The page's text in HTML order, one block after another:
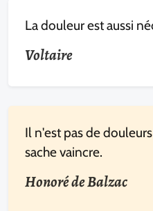
La douleur est aussi
Voltaire
Il n'est pas de
sache vaincre.
Honoré de Balzac